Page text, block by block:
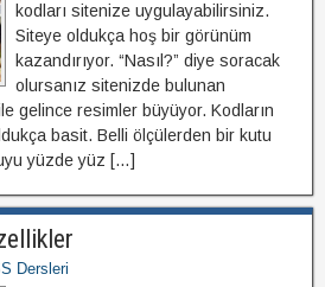
kodları sitenize uygulayabilirsiniz.
Siteye oldukça hoş bir görünüm
kazandırıyor. “Nasıl?” diye soracak
olursanız sitenizde bulunan
gelince resimler büyüyor. Kodların
basit. Belli ölçülerden bir kutu
yüzde yüz […]
Dersleri